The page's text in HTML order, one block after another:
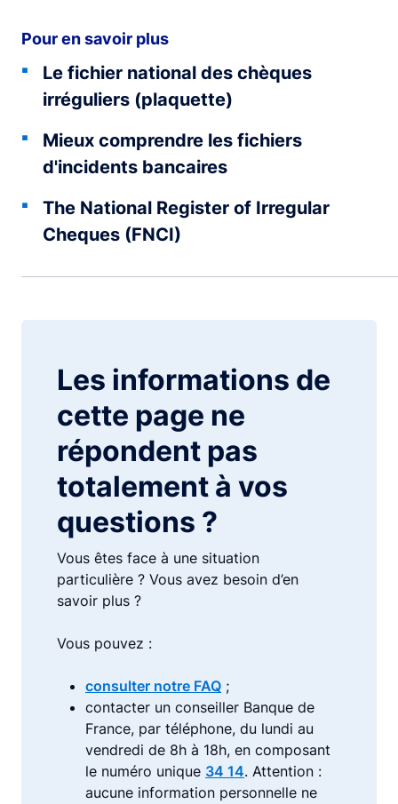
Pour en savoir plus
Le fichier national des chèques
irréguliers (plaquette)
Mieux comprendre les fichiers
d'incidents bancaires
The National Register of Irregular
Cheques (FNCI)
Les informations de
cette page ne
répondent pas
totalement à vos
questions ?
Vous êtes face à une situation
particulière ? Vous avez besoin d’en
savoir plus ?
Vous pouvez :
consulter notre FAQ ;
contacter un conseiller Banque de
France, par téléphone, du lundi au
vendredi de 8h à 18h, en composant
le numéro unique 34 14. Attention :
aucune information personnelle ne